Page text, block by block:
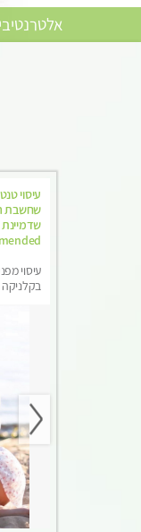
אלטרנטיבי
עיסוי
שחשבת
עיסוי